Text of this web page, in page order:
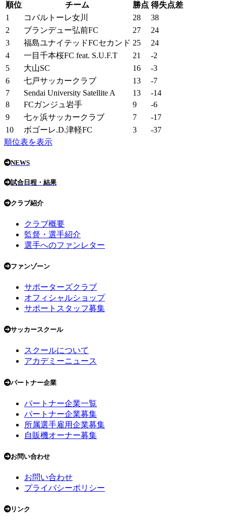
順位 チーム 勝点 得失点差
1
コバルトーレ女川 28
38
2
ブランデュー弘前FC 27
24
3
福島ユナイテッドFCセカンド 25
24
4
一目千本桜FC feat. S.U.F.T 21
-2
5
大山SC 16
-3
6
七戸サッカークラブ 13
-7
7
Sendai University Satellite A 13
-14
8
FCガンジュ岩手 9
-6
9
七ヶ浜サッカークラブ 7
-17
10
ボゴーレ.D.津軽FC 3
-37
順位表を表示
NEWS
試合日程・結果
クラブ紹介
クラブ概要
監督・選手紹介
選手へのファンレター
ファンゾーン
サポーターズクラブ
オフィシャルショップ
サポートスタッフ募集
サッカースクール
スクールについて
アカデミーニュース
パートナー企業
パートナー企業一覧
パートナー企業募集
所属選手雇用企業募集
自販機オーナー募集
お問い合わせ
お問い合わせ
プライバシーポリシー
リンク